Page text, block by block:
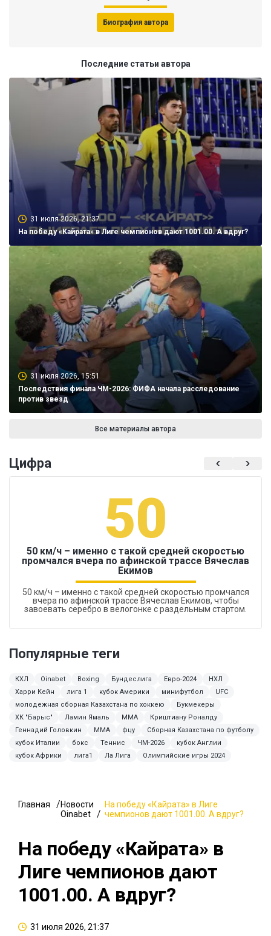
Биография автора
Последние статьи автора
31 июля 2026, 21:37
На победу «Кайрата» в Лиге чемпионов дают 1001.00. А вдруг?
31 июля 2026, 15:51
Последствия финала ЧМ-2026: ФИФА начала расследование
против звезд
Все материалы автора
Цифра
50
50 км/ч – именно с такой средней скоростью
промчался вчера по афинской трассе Вячеслав
Екимов
50 км/ч – именно с такой средней скоростью промчался
вчера по афинской трассе Вячеслав Екимов, чтобы
завоевать серебро в велогонке с раздельным стартом.
Популярные теги
КХЛ Oinabet Boxing Бундеслига Евро-2024
НХЛ
Харри Кейн
лига 1 кубок Америки минифутбол
UFC
молодежная сборная Казахстана по хоккею
Букмекеры
ХК "Барыс"
Ламин Ямаль ММА
Криштиану Роналду
Геннадий Головкин
MMA фцу
Сборная Казахстана по футболу
кубок Италии
бокс Теннис ЧМ-2026
кубок Англии
кубок Африки
лига1 Ла Лига Олимпийские игры 2024
Главная
Новости
Oinabet
На победу «Кайрата» в Лиге
чемпионов дают 1001.00. А вдруг?
На победу «Кайрата» в
Лиге чемпионов дают
1001.00. А вдруг?
31 июля 2026, 21:37